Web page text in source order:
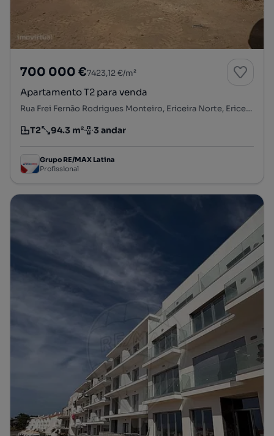
700 000 €7423,12 €/m²
Apartamento T2 para venda
Rua Frei Fernão Rodrigues Monteiro, Ericeira Norte, Ericeira, Mafra, Lisboa
Tipologia
T2
Preço por metro quadrado
94.3 m²
Andar 3 andar
Grupo RE/MAX Latina
Profissional